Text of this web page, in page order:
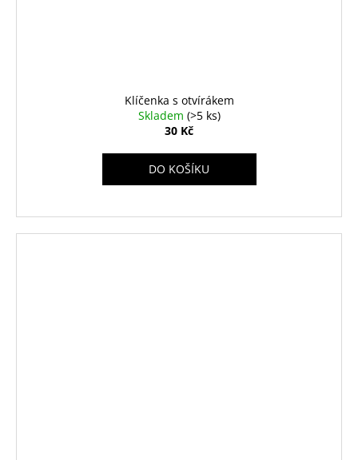
Klíčenka s otvírákem
Skladem (>5 ks)
30 Kč
DO KOŠÍKU